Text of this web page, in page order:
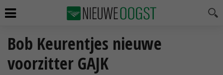
Bob Keurentjes nieuwe
voorzitter GAJK